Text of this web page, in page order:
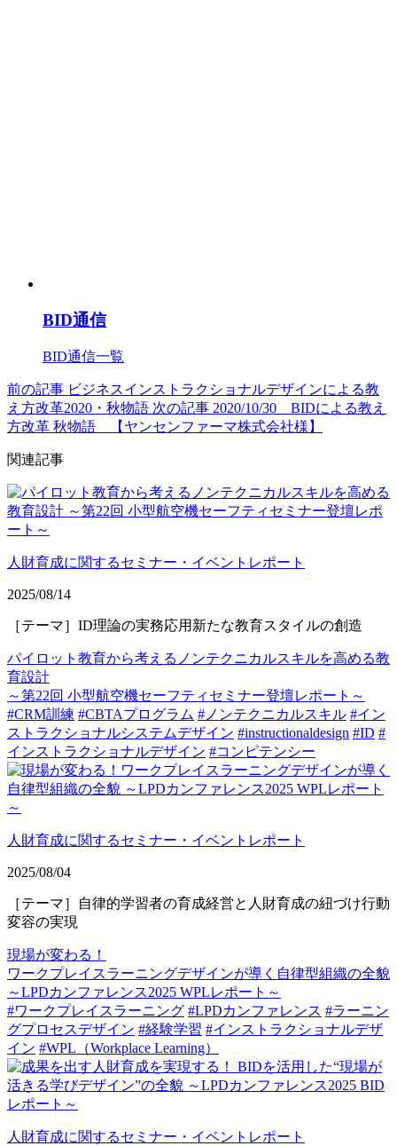
BID通信
BID通信一覧
前の記事 ビジネスインストラクショナルデザインによる教
え方改革2020・秋物語 次の記事 2020/10/30 BIDによる教え
方改革 秋物語 【ヤンセンファーマ株式会社様】
関連記事
人財育成に関するセミナー・イベントレポート
2025/08/14
［テーマ］ID理論の実務応用新たな教育スタイルの創造
パイロット教育から考えるノンテクニカルスキルを高める教
育設計
～第22回 小型航空機セーフティセミナー登壇レポート～
#CRM訓練 #CBTAプログラム #ノンテクニカルスキル #イン
ストラクショナルシステムデザイン #instructionaldesign #ID #
インストラクショナルデザイン #コンピテンシー
人財育成に関するセミナー・イベントレポート
2025/08/04
［テーマ］自律的学習者の育成経営と人財育成の紐づけ行動
変容の実現
現場が変わる！
ワークプレイスラーニングデザインが導く自律型組織の全貌
～LPDカンファレンス2025 WPLレポート～
#ワークプレイスラーニング #LPDカンファレンス #ラーニン
グプロセスデザイン #経験学習 #インストラクショナルデザ
イン #WPL（Workplace Learning）
人財育成に関するセミナー・イベントレポート